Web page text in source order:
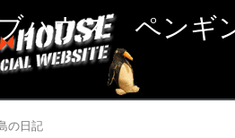
ハウス ペンギ
の日記